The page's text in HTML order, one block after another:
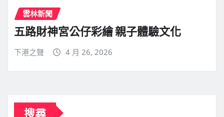
雲林新聞
五路財神宮公仔彩繪 親子體驗文化
下港之聲 4 月 26, 2026
搜尋